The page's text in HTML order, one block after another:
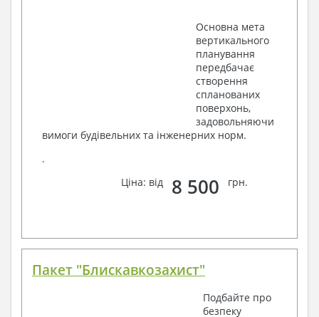
Основна мета
вертикального
планування
передбачає
створення
спланованих
поверхонь,
задовольняючи
вимоги будівельних та інженерних норм.
.
Ціна: від
8 500 грн.
Пакет "Блискавкозахист"
Подбайте про
безпеку